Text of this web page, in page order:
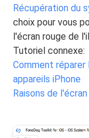
Récupération du
choix pour vous
l'écran rouge de
Tutoriel connexe:
Comment
appareils iPhone
Raisons de